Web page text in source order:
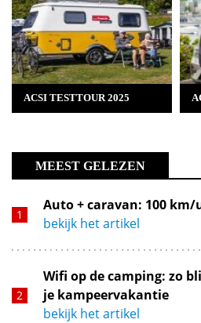
ACSI TESTTOUR 2025
MEEST GELEZEN
Auto + caravan: 100
bekijk het artikel
Wifi op de camping: zo
je kampeervakantie
bekijk het artikel